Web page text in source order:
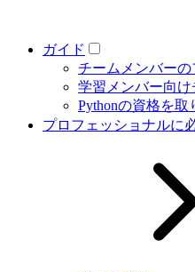
ガイド
チームメンバー
学習メンバー向
Pythonの資格を取
プロフェッショナルに